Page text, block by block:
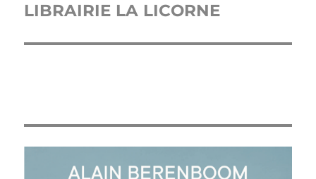
Publication
LIBRAIRIE LA LICORNE